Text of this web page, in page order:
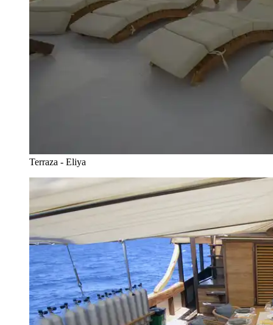
Terraza - Eliya